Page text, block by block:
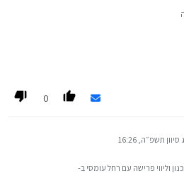
0
סיוון תשפ״ה, 16:26
וליווי פרישה עם רחל עומסי ב-